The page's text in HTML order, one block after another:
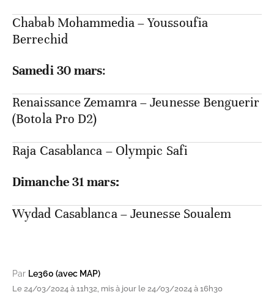
Chabab Mohammedia – Youssoufia
Berrechid
Samedi 30 mars:
Renaissance Zemamra – Jeunesse Benguerir
(Botola Pro D2)
Raja Casablanca – Olympic Safi
Dimanche 31 mars:
Wydad Casablanca – Jeunesse Soualem
Par Le360 (avec MAP)
Le 24/03/2024 à 11h32, mis à jour le 24/03/2024 à 16h30